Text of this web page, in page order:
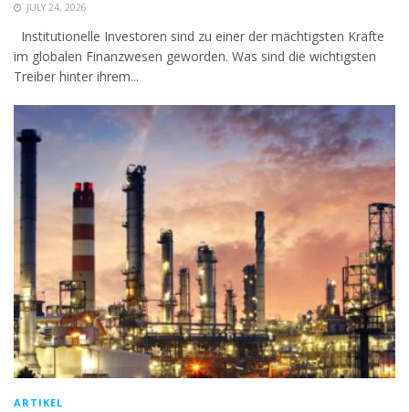
JULY 24, 2026
Institutionelle Investoren sind zu einer der mächtigsten Kräfte
im globalen Finanzwesen geworden. Was sind die wichtigsten
Treiber hinter ihrem...
ARTIKEL